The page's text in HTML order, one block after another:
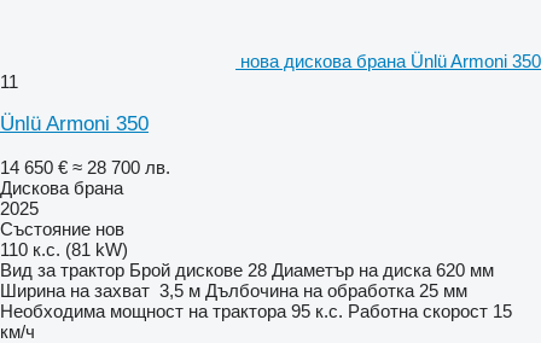
нова дискова брана Ünlü Armoni 350
11
Ünlü Armoni 350
14 650 € ≈ 28 700 лв.
Дискова брана
2025
Състояние нов
110 к.с. (81 kW)
Вид за трактор Брой дискове 28 Диаметър на диска 620 мм
Ширина на захват 3,5 м Дълбочина на обработка 25 мм
Необходима мощност на трактора 95 к.с. Работна скорост 15
км/ч